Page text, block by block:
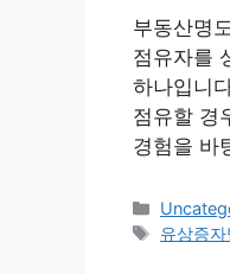
부동산명
점유자를
하나입니
점유할 경
경험을 바
Tags
유상증